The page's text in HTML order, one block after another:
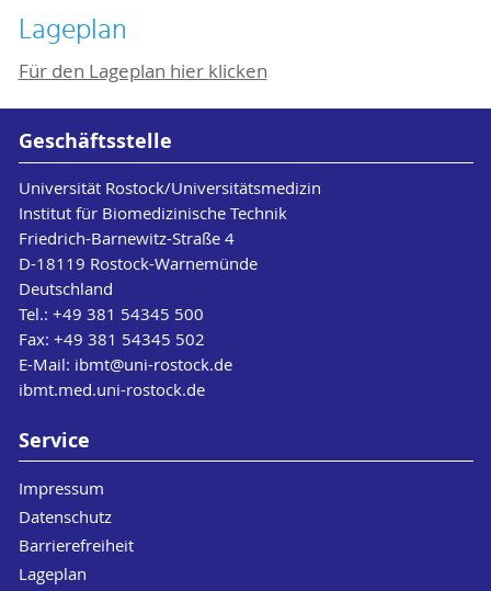
Lageplan
Für den Lageplan hier klicken
Geschäftsstelle
Universität Rostock/Universitätsmedizin
Institut für Biomedizinische Technik
Friedrich-Barnewitz-Straße 4
D-18119 Rostock-Warnemünde
Deutschland
Tel.: +49 381 54345 500
Fax: +49 381 54345 502
E-Mail: ibmt@uni-rostock.de
ibmt.med.uni-rostock.de
Service
Impressum
Datenschutz
Barrierefreiheit
Lageplan